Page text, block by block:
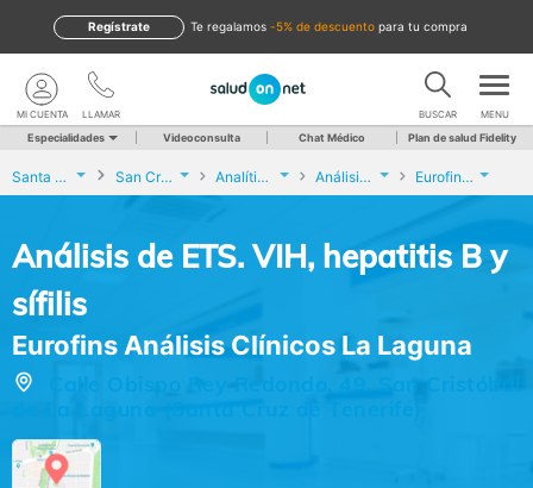
te regalamos -5% de descuento para tu compra
Regístrate
LLAMAR
MI CUENTA BUSCAR MENU
Especialidades Videoconsulta Chat Médico Plan de salud Fidelity
Santa Cruz de Tenerife San Cristóbal de La Laguna Analíticas y Genética Análisis de ETS. VIH, hepatitis B y sífilis Eurofins Análisis Clínicos La Laguna
Análisis de ETS. VIH, hepatitis B y
sífilis
Eurofins Análisis Clínicos La Laguna
Calle Obispo Rey Redondo, 49, San Cristóbal
de La Laguna (Santa Cruz de Tenerife)